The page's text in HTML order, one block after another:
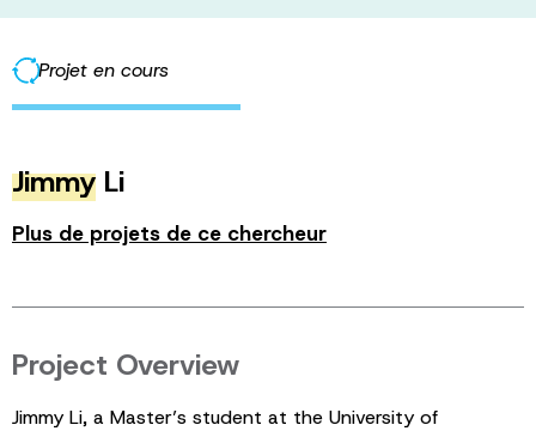
Projet en cours
Jimmy Li
Plus de projets de ce chercheur
Project Overview
Jimmy Li, a Master’s student at the University of